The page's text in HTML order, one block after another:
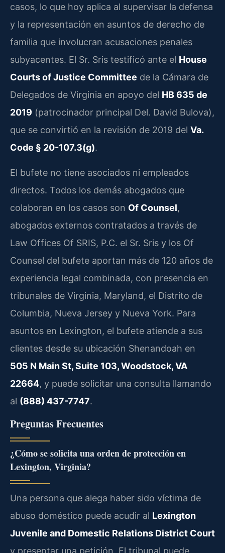
casos, lo que hoy aplica al supervisar la defensa
y la representación en asuntos de derecho de
familia que involucran acusaciones penales
subyacentes. El Sr. Sris testificó ante el House
Courts of Justice Committee de la Cámara de
Delegados de Virginia en apoyo del HB 635 de
2019 (patrocinador principal Del. David Bulova),
que se convirtió en la revisión de 2019 del Va.
Code § 20-107.3(g).
El bufete no tiene asociados ni empleados
directos. Todos los demás abogados que
colaboran en los casos son Of Counsel,
abogados externos contratados a través de
Law Offices Of SRIS, P.C. el Sr. Sris y los Of
Counsel del bufete aportan más de 120 años de
experiencia legal combinada, con presencia en
tribunales de Virginia, Maryland, el Distrito de
Columbia, Nueva Jersey y Nueva York. Para
asuntos en Lexington, el bufete atiende a sus
clientes desde su ubicación Shenandoah en
505 N Main St, Suite 103, Woodstock, VA
22664, y puede solicitar una consulta llamando
al (888) 437-7747.
Preguntas Frecuentes
¿Cómo se solicita una orden de protección en
Lexington, Virginia?
Una persona que alega haber sido víctima de
abuso doméstico puede acudir al Lexington
Juvenile and Domestic Relations District Court
y presentar una petición. El tribunal puede